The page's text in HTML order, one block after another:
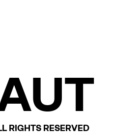
RIGHTS RESERVED